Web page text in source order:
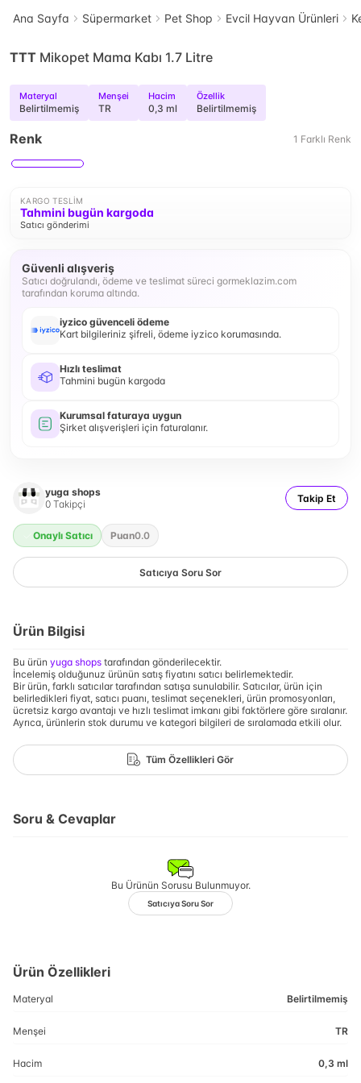
Ana Sayfa Süpermarket Pet Shop Evcil Hayvan Ürünleri
TTT Mikopet Mama Kabı 1.7 Litre
Materyal
Belirtilmemiş
Menşei
TR
Hacim
0,3 ml
Özellik
Belirtilmemiş
Renk 1 Farklı Renk
KARGO TESLIM
Tahmini bugün kargoda
Satıcı gönderimi
Güvenli alışveriş
Satıcı doğrulandı, ödeme ve teslimat süreci gormeklazim.com
tarafından koruma altında.
iyzico güvenceli ödeme
Kart bilgileriniz şifreli, ödeme iyzico korumasında.
Hızlı teslimat
Tahmini bugün kargoda
Kurumsal faturaya uygun
Şirket alışverişleri için faturalanır.
yuga shops
0 Takipçi Takip Et
Onaylı Satıcı Puan0.0
Satıcıya Soru Sor
Ürün Bilgisi
Bu ürün yuga shops tarafından gönderilecektir.
İncelemiş olduğunuz ürünün satış fiyatını satıcı belirlemektedir.
Bir ürün, farklı satıcılar tarafından satışa sunulabilir. Satıcılar, ürün için
belirledikleri fiyat, satıcı puanı, teslimat seçenekleri, ürün promosyonları,
ücretsiz kargo avantajı ve hızlı teslimat imkanı gibi faktörlere göre sıralanır.
Ayrıca, ürünlerin stok durumu ve kategori bilgileri de sıralamada etkili olur.
Tüm Özellikleri Gör
Soru & Cevaplar
Bu Ürünün Sorusu Bulunmuyor.
Satıcıya Soru Sor
Ürün Özellikleri
Materyal Belirtilmemiş
Menşei TR
Hacim 0,3 ml